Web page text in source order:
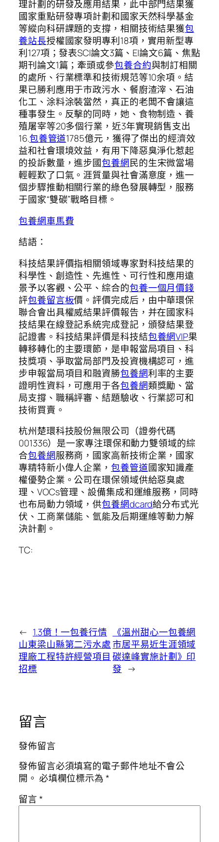
理計劃的研發及應用結果，此中部門結果獲
國家重點研發專項計劃和國家天然科學基金
等縱向科研課題的支撐，相關技術結果獲包
養站長授權國家發明專利18項，實用新型專
利127項；發表SCI論文3篇、EI論文6篇、焦點
期刊論文1篇；牽頭或參包養合約與制訂相關
的處所、行業標準和技術規范等10余項。結
果已勝利應用于市政污水、餐廚渣滓、石油
化工、涂料涂裝當然，真正的老闆不會讓這
種事發生。反擊的同時，她、食物制造、養
殖屠宰等20多個行業，近3年實現銷售支出
16.包養管道1785億元，獲得了傑出的經濟效
益和社會環境效益，有用下降惡臭淨化惹起
的投訴數量，進步國包養網民的生宋微當場
輕輕歎了口氣。涯質量與社會滿意度，進一
個步驟推動相關行業的綠色發展轉型，服務
于國家“雙碳”戰略目標。
包養網車馬費
結語：
科技結果評價指相關領域專家對科技結果的
科學性、創造性、先進性、可行性和應用遠
景予以客觀、公平、綜合的包養一個月價錢
評包養留言板價。評價完成后，由中華環保
聯合會出具權威結果評價報告，并在國家科
技結果在線登記系統完成登記，頒發結果登
記證書。科技結果評價是科技結包養網VIP果
轉移轉化的主要環節，是申報當局項目、科
技獎項、爭取當局部門及投資機構認可，進
步申報當局項目和融資勝包養網利率的主要
證明性資料，可應用于各包養網類獎勵、當
局支撐、職稱評審、結題驗收、行業認可和
技術買賣。
杭州楚環科技股份無限公司（證劵代碼
001336）是一家專注環保和動力雙領域的綜
合包養網服務商，國家高新技術企業，國家
專精特新小偉人企業， 包養管道國家知識產
權優勢企業。公司在環保領域供給惡臭處
理、VOCs管理、設備集成和運維服務，同時
也布局動力領域，供包養網dcard給分布式光
伏、工商業儲能、氫能及后期運維等動力解
決計劃。
TC:
← 1.3億！一包養行情
山東梁山縣第二污水處
理廠工程特許經營項目
招標
《溫州甜心一包養網
市居平易近生涯領域
碳達峰實施計劃》印
發 →
留言
發佈留言
發佈留言必須填寫的電子郵件地址不會公
開。 必填欄位標示為*
留言*